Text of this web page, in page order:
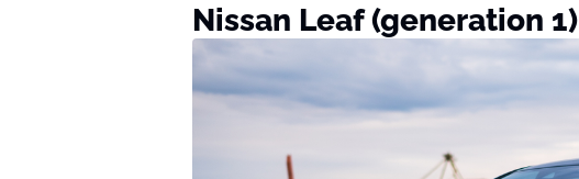
Nissan Leaf (generation 1)